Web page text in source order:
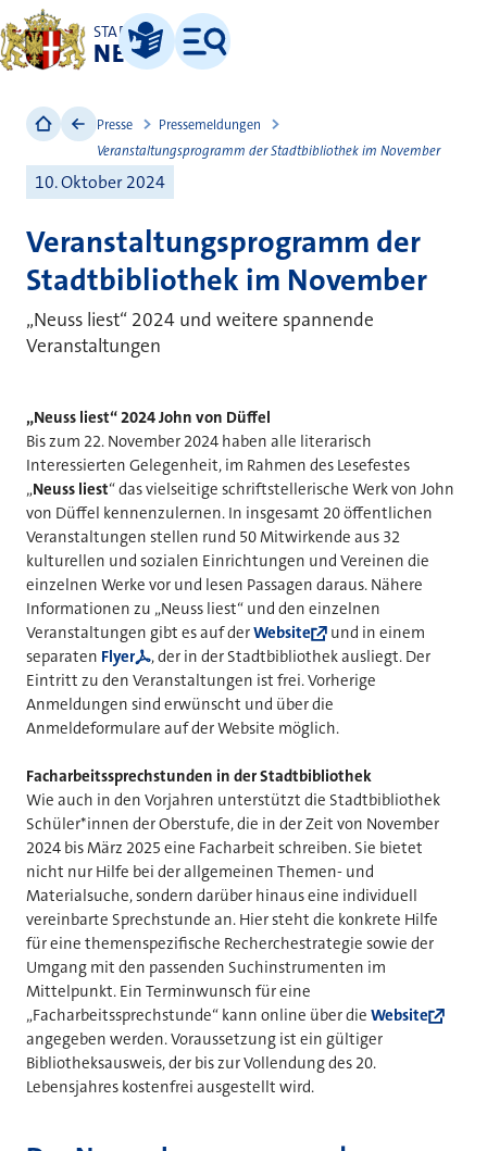
STADT
NEUSS
Leichte Sprache
Menü
Presse
Pressemeldungen
Veranstaltungsprogramm der Stadtbibliothek im November
10. Oktober 2024
Veranstaltungsprogramm der
Stadtbibliothek im November
„Neuss liest“ 2024 und weitere spannende
Veranstaltungen
„Neuss liest“ 2024 John von Düffel
Bis zum 22. November 2024 haben alle literarisch
Interessierten Gelegenheit, im Rahmen des Lesefestes
„Neuss liest“ das vielseitige schriftstellerische Werk von John
von Düffel kennenzulernen. In insgesamt 20 öffentlichen
Veranstaltungen stellen rund 50 Mitwirkende aus 32
kulturellen und sozialen Einrichtungen und Vereinen die
einzelnen Werke vor und lesen Passagen daraus. Nähere
Informationen zu „Neuss liest“ und den einzelnen
Veranstaltungen gibt es auf derWebsite
und in einem
separaten Flyer
, der in der Stadtbibliothek ausliegt. Der
Eintritt zu den Veranstaltungen ist frei. Vorherige
Anmeldungen sind erwünscht und über die
Anmeldeformulare auf der Website möglich.
Facharbeitssprechstunden in der Stadtbibliothek
Wie auch in den Vorjahren unterstützt die Stadtbibliothek
Schüler*innen der Oberstufe, die in der Zeit von November
2024 bis März 2025 eine Facharbeit schreiben. Sie bietet
nicht nur Hilfe bei der allgemeinen Themen- und
Materialsuche, sondern darüber hinaus eine individuell
vereinbarte Sprechstunde an. Hier steht die konkrete Hilfe
für eine themenspezifische Recherchestrategie sowie der
Umgang mit den passenden Suchinstrumenten im
Mittelpunkt. Ein Terminwunsch für eine
„Facharbeitssprechstunde“ kann online über die Website
angegeben werden. Voraussetzung ist ein gültiger
Bibliotheksausweis, der bis zur Vollendung des 20.
Lebensjahres kostenfrei ausgestellt wird.